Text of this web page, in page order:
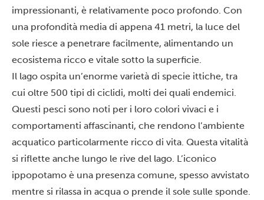
impressionanti, è relativamente poco profondo. Con
una profondità media di appena 41 metri, la luce del
sole riesce a penetrare facilmente, alimentando un
ecosistema ricco e vitale sotto la superficie.
Il lago ospita un’enorme varietà di specie ittiche, tra
cui oltre 500 tipi di ciclidi, molti dei quali endemici.
Questi pesci sono noti per i loro colori vivaci e i
comportamenti affascinanti, che rendono l’ambiente
acquatico particolarmente ricco di vita. Questa vitalità
si riflette anche lungo le rive del lago. L’iconico
ippopotamo è una presenza comune, spesso avvistato
mentre si rilassa in acqua o prende il sole sulle sponde.